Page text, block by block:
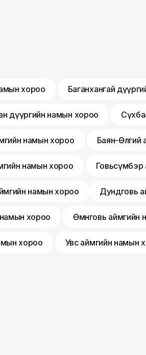
хороо Баганхангай
дүүргийн намын хороо
намын хороо Баян-Өлгий
намын хороо Говьсүмбэр
намын хороо Дундговь
намын хороо Өмнөговь аймгийн
хороо Увс аймгийн намын